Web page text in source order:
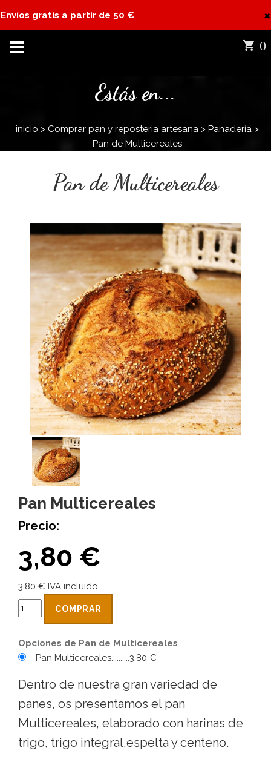
Envíos gratis a partir de 50 € ×
0
Estás en...
inicio > Comprar pan y reposteria artesana> Panadería>
Pan de Multicereales
Pan de Multicereales
Pan Multicereales
Precio:
3,80 €
3,80 € IVA incluído
COMPRAR
Opciones de Pan de Multicereales
Pan Multicereales..........3,80 €
Dentro de nuestra gran variedad de
panes, os presentamos el pan
Multicereales, elaborado con harinas de
trigo, trigo integral,espelta y centeno.